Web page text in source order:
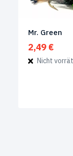
Mr. Green
2,49 €
Nicht